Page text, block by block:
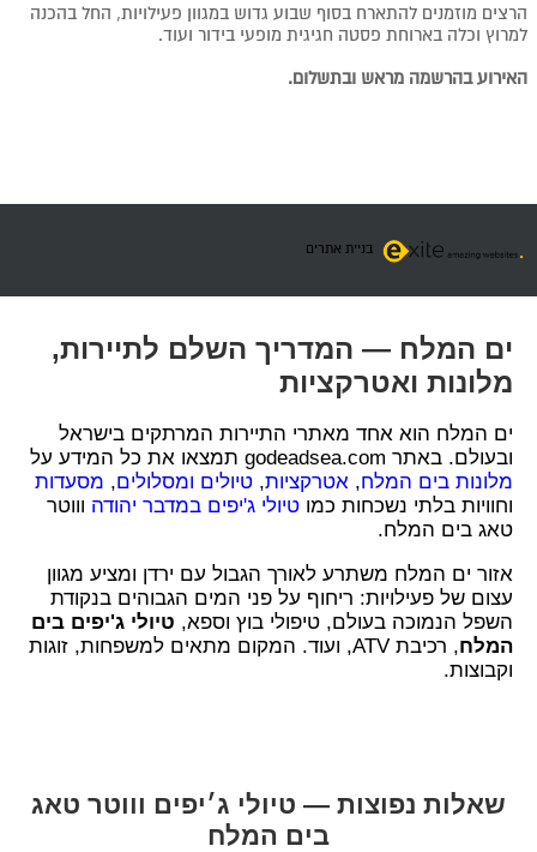
הרצים מוזמנים להתארח בסוף שבוע גדוש במגוון פעילויות, החל בהכנה
למרוץ וכלה בארוחת פסטה חגיגית מופעי בידור ועוד.
האירוע בהרשמה מראש ובתשלום.
בניית אתרים
ים המלח — המדריך השלם לתיירות,
מלונות ואטרקציות
ים המלח הוא אחד מאתרי התיירות המרתקים בישראל
ובעולם. באתר godeadsea.com תמצאו את כל המידע על
מלונות בים המלח, אטרקציות, טיולים ומסלולים, מסעדות
וחוויות בלתי נשכחות כמו טיולי ג'יפים במדבר יהודה וווטר
טאג בים המלח.
אזור ים המלח משתרע לאורך הגבול עם ירדן ומציע מגוון
עצום של פעילויות: ריחוף על פני המים הגבוהים בנקודת
השפל הנמוכה בעולם, טיפולי בוץ וספא, טיולי ג'יפים בים
המלח
, רכיבת ATV, ועוד. המקום מתאים למשפחות, זוגות
וקבוצות.
שאלות נפוצות — טיולי ג׳יפים וווטר טאג
בים המלח